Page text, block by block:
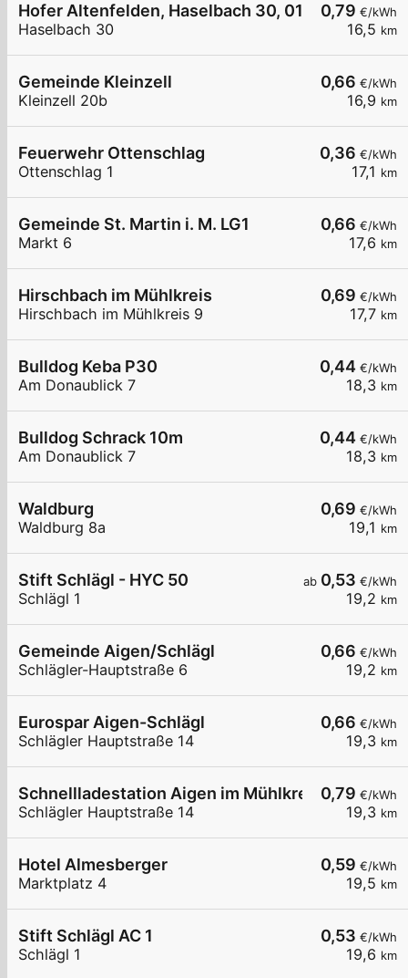
0,79 €/kWh
16,5 km
Hofer Altenfelden, Haselbach 30, 01
Haselbach 30
0,66 €/kWh
16,9 km
Gemeinde Kleinzell
Kleinzell 20b
0,36 €/kWh
17,1 km
Feuerwehr Ottenschlag
Ottenschlag 1
0,66 €/kWh
17,6 km
Gemeinde St. Martin i. M. LG1
Markt 6
0,69 €/kWh
17,7 km
Hirschbach im Mühlkreis
Hirschbach im Mühlkreis 9
0,44 €/kWh
18,3 km
Bulldog Keba P30
Am Donaublick 7
0,44 €/kWh
18,3 km
Bulldog Schrack 10m
Am Donaublick 7
0,69 €/kWh
19,1 km
Waldburg
Waldburg 8a
ab 0,53 €/kWh
19,2 km
Stift Schlägl - HYC 50
Schlägl 1
0,66 €/kWh
19,2 km
Gemeinde Aigen/Schlägl
Schlägler-Hauptstraße 6
0,66 €/kWh
19,3 km
Eurospar Aigen-Schlägl
Schlägler Hauptstraße 14
0,79 €/kWh
19,3 km
Schnellladestation Aigen im Mühlkreis
Schlägler Hauptstraße 14
0,59 €/kWh
19,5 km
Hotel Almesberger
Marktplatz 4
0,53 €/kWh
19,6 km
Stift Schlägl AC 1
Schlägl 1